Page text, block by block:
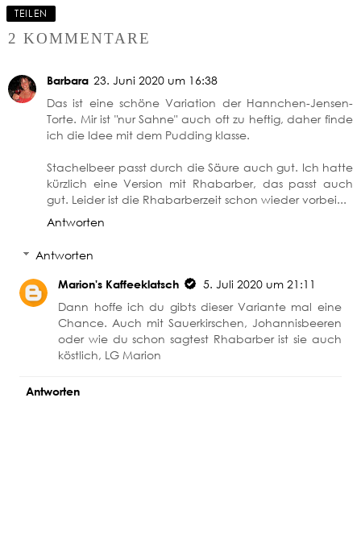
TEILEN
2 KOMMENTARE
Barbara 23. Juni 2020 um 16:38
Das ist eine schöne Variation der Hannchen-Jensen-
Torte. Mir ist "nur Sahne" auch oft zu heftig, daher finde
ich die Idee mit dem Pudding klasse.
Stachelbeer passt durch die Säure auch gut. Ich hatte
kürzlich eine Version mit Rhabarber, das passt auch
gut. Leider ist die Rhabarberzeit schon wieder vorbei...
Antworten
Antworten
Marion's Kaffeeklatsch
5. Juli 2020 um 21:11
Dann hoffe ich du gibts dieser Variante mal eine
Chance. Auch mit Sauerkirschen, Johannisbeeren
oder wie du schon sagtest Rhabarber ist sie auch
köstlich, LG Marion
Antworten